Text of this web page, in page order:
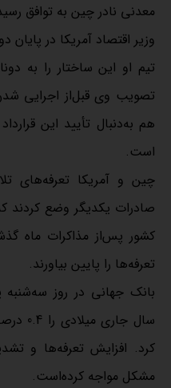
معدنی نادر چین به توافق
وزیر اقتصاد آمریکا در
تیم او این ساختار را به
تصویب وی قبل‌از اجرایی
هم به‌دنبال تأیید این
است.
چین و آمریکا تعرفه‌های
صادرات یکدیگر وضع
کشور پس‌از مذاکرات ماه
تعرفه‌ها را پایین بیاورند.
بانک جهانی در روز
کرد. افزایش تعرفه‌ها و
مشکل مواجه کرده‌است.